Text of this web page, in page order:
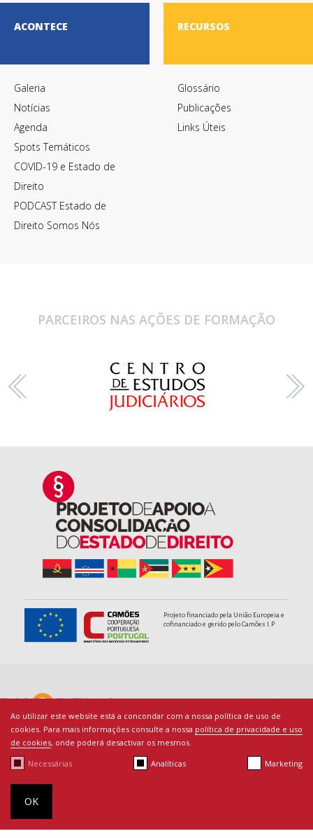
Ao utilizar este website está a concondar com a nossa política de uso de
cookies. Para mais informações consulte a nossa política de privacidade e uso
de cookies, onde poderá desactivar os mesmos.
Necessárias
Analíticas Marketing
OK
ACONTECE
Galeria
Notícias
Agenda
Spots Temáticos
COVID-19 e Estado de
Direito
PODCAST Estado de
Direito Somos Nós
RECURSOS
Glossário
Publicações
Links Úteis
PARCEIROS NAS AÇÕES DE FORMAÇÃO
Projeto financiado pela União Europeia e
cofinanciado e gerido pelo Camões I.P